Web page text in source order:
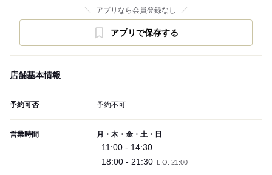
アプリなら会員登録なし
アプリで保存する
店舗基本情報
予約可否 予約不可
営業時間 月・木・金・土・日
11:00 - 14:30
18:00 - 21:30
L.O. 21:00